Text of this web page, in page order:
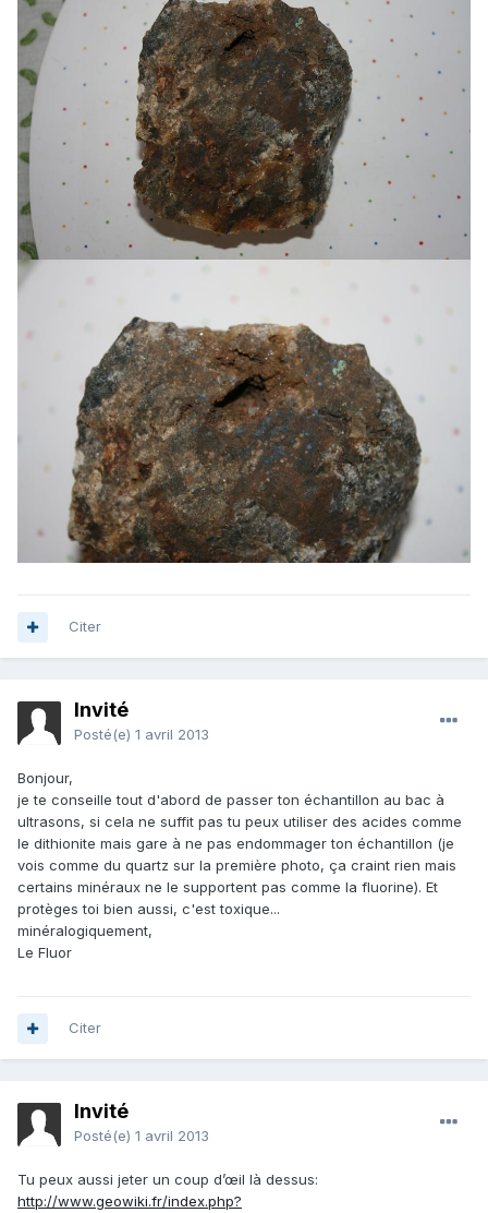
Citer
Invité
Posté(e) 1 avril 2013
Bonjour,
je te conseille tout d'abord de passer ton échantillon au bac à
ultrasons, si cela ne suffit pas tu peux utiliser des acides comme
le dithionite mais gare à ne pas endommager ton échantillon (je
vois comme du quartz sur la première photo, ça craint rien mais
certains minéraux ne le supportent pas comme la fluorine). Et
protèges toi bien aussi, c'est toxique...
minéralogiquement,
Le Fluor
Citer
Invité
Posté(e) 1 avril 2013
Tu peux aussi jeter un coup d’œil là dessus:
http://www.geowiki.fr/index.php?